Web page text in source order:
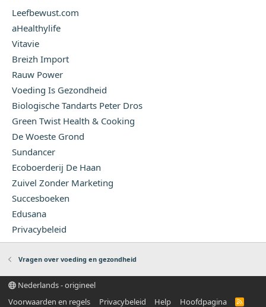
Leefbewust.com
aHealthylife
Vitavie
Breizh Import
Rauw Power
Voeding Is Gezondheid
Biologische Tandarts Peter Dros
Green Twist Health & Cooking
De Woeste Grond
Sundancer
Ecoboerderij De Haan
Zuivel Zonder Marketing
Succesboeken
Edusana
Privacybeleid
Vragen over voeding en gezondheid
Nederlands - origineel
Voorwaarden en regels
Privacybeleid Help Hoofdpagina
R